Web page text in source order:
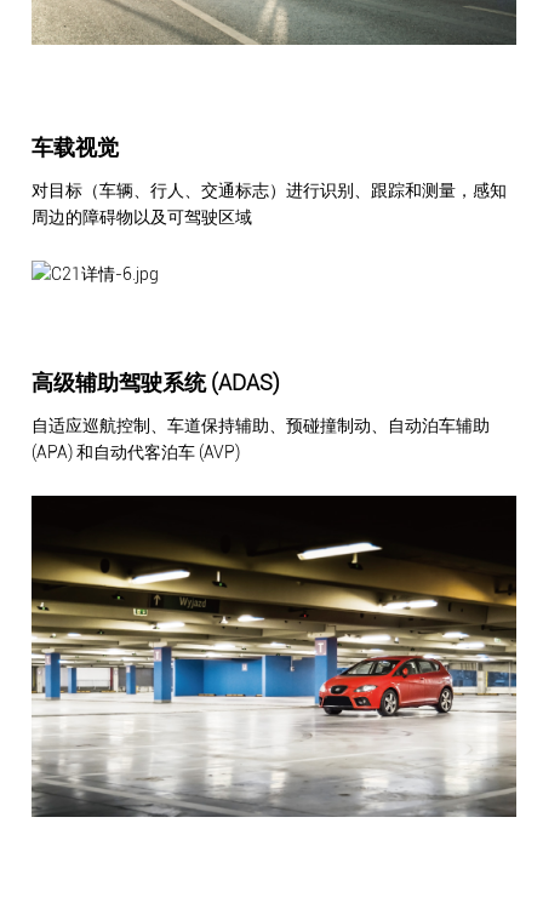
车载视觉
对目标（车辆、行人、交通标志）进行识别、跟踪和测量，感知
周边的障碍物以及可驾驶区域
高级辅助驾驶系统 (ADAS)
自适应巡航控制、车道保持辅助、预碰撞制动、自动泊车辅助
(APA) 和自动代客泊车 (AVP)